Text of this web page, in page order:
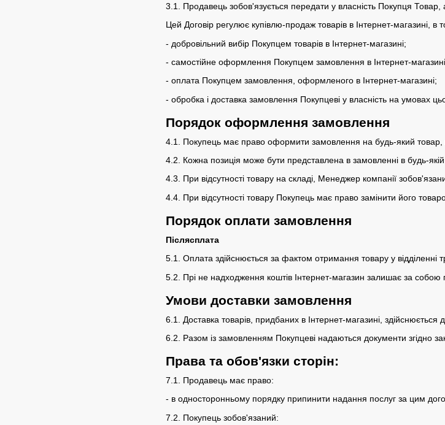
3.1. Продавець зобов'язується передати у власність Покупця
Цей Договір регулює купівлю-продаж товарів в Інтернет-магазині, в
- добровільний вибір Покупцем товарів в Інтернет-магазині;
- самостійне оформлення Покупцем замовлення в Інтернет-
- оплата Покупцем замовлення, оформленого в Інтернет-магазині;
- обробка і доставка замовлення Покупцеві у власність на умовах
Порядок оформлення замовлення
4.1. Покупець має право оформити замовлення на будь-який товар,
4.2. Кожна позиція може бути представлена ​​в замовленні в будь-якій
4.3. При відсутності товару на складі, Менеджер компанії
4.4. При відсутності товару Покупець має право замінити його
Порядок оплати замовлення
Післясплата
5.1. Оплата здійснюється за фактом отримання товару у відділенні
5.2. Прі не надходження коштів Інтернет-магазин залишає за
Умови доставки замовлення
6.1. Доставка товарів, придбаних в Інтернет-магазині,
6.2. Разом із замовленням Покупцеві надаються документи згідно
Права та обов'язки сторін:
7.1. Продавець має право:
- в односторонньому порядку припинити надання послуг за цим
7.2. Покупець зобов'язаний: